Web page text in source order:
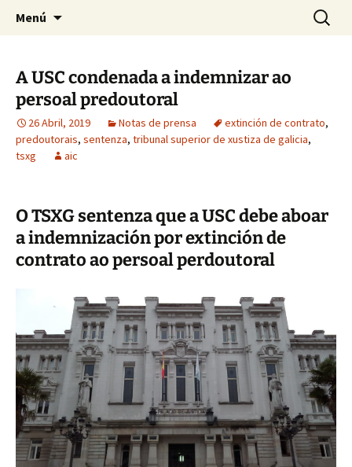
Asemblea de Investigadoras
de Compostela
Menú Buscar:
A USC condenada a indemnizar ao
persoal predoutoral
26 Abril, 2019 Notas de prensa extinción de contrato,
predoutorais, sentenza, tribunal superior de xustiza de galicia,
tsxg
aic
O TSXG sentenza que a USC debe aboar
a indemnización por extinción de
contrato ao persoal perdoutoral